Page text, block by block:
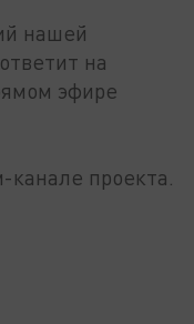
нашей
на
эфире
проекта.